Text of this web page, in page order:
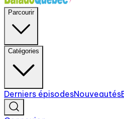
Parcourir
Catégories
Derniers épisodesNouveautés